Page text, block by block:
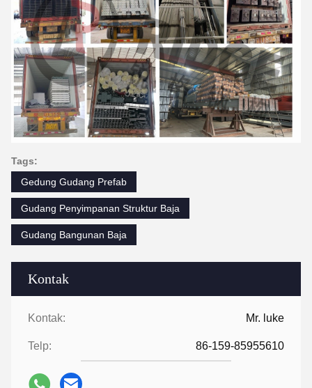
Kontak
Kontak: Mr. luke
Telp: 86-159-85955610
Tags:
Gedung Gudang Prefab
Gudang Penyimpanan Struktur Baja
Gudang Bangunan Baja